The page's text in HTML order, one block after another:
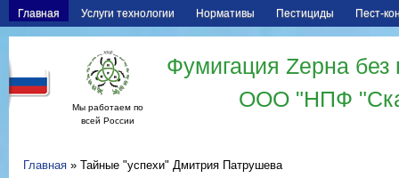
Главная Услуги технологии Нормативы Пестициды Пест-
Мы работаем по
всей России
Фумигация Zерна
ООО "НПФ
Главная » Тайные "успехи" Дмитрия Патрушева